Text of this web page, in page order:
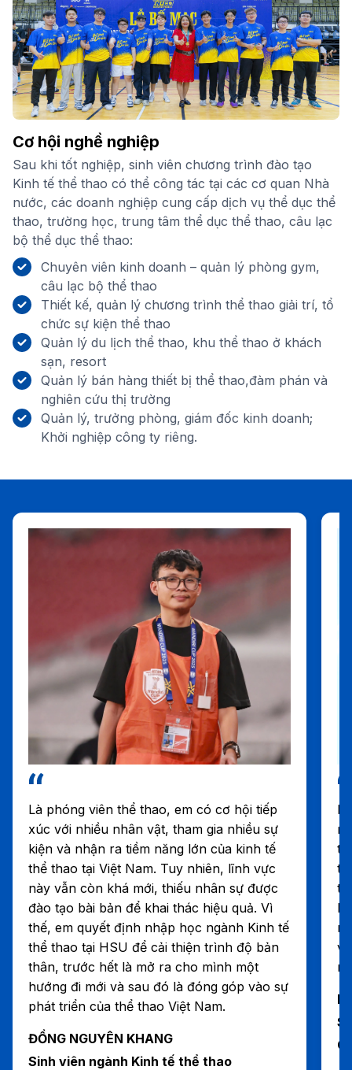
Cơ hội nghề nghiệp
Sau khi tốt nghiệp, sinh viên chương trình đào tạo
Kinh tế thể thao có thể công tác tại các cơ quan Nhà
nước, các doanh nghiệp cung cấp dịch vụ thể dục thể
thao, trường học, trung tâm thể dục thể thao, câu lạc
bộ thể dục thể thao:
Chuyên viên kinh doanh – quản lý phòng gym,
câu lạc bộ thể thao
Thiết kế, quản lý chương trình thể thao giải trí, tổ
chức sự kiện thể thao
Quản lý du lịch thể thao, khu thể thao ở khách
sạn, resort
Quản lý bán hàng thiết bị thể thao,đàm phán và
nghiên cứu thị trường
Quản lý, trưởng phòng, giám đốc kinh doanh;
Khởi nghiệp công ty riêng.
Là phóng viên thể thao, em có cơ hội tiếp
xúc với nhiều nhân vật, tham gia nhiều sự
kiện và nhận ra tiềm năng lớn của kinh tế
thể thao tại Việt Nam. Tuy nhiên, lĩnh vực
này vẫn còn khá mới, thiếu nhân sự được
đào tạo bài bản để khai thác hiệu quả. Vì
thế, em quyết định nhập học ngành Kinh tế
thể thao tại HSU để cải thiện trình độ bản
thân, trước hết là mở ra cho mình một
hướng đi mới và sau đó là đóng góp vào sự
phát triển của thể thao Việt Nam.
ĐỒNG NGUYÊN KHANG
Sinh viên ngành Kinh tế thể thao
trị